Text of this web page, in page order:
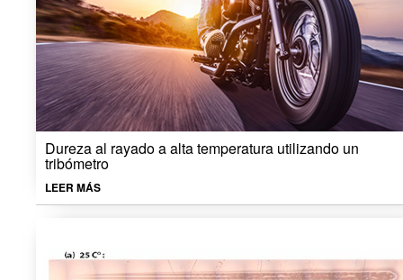
Dureza al rayado a alta temperatura utilizando un
tribómetro
LEER MÁS